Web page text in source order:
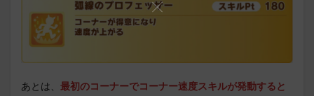
あとは、 最初のコーナーでコーナー速度スキルが発動すると